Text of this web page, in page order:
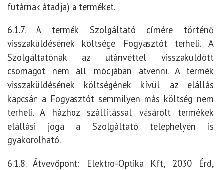
futárnak átadja) a terméket.
6.1.7. A termék Szolgáltató címére történő
visszaküldésének költsége Fogyasztót terheli. A
Szolgáltatónak az utánvéttel visszaküldött
csomagot nem áll módjában átvenni. A termék
visszaküldésének költségének kívül az elállás
kapcsán a Fogyasztót semmilyen más költség nem
terheli. A házhoz szállítással vásárolt termékek
elállási joga a Szolgáltató telephelyén is
gyakorolható.
6.1.8. Átvevőpont: Elektro-Optika Kft, 2030 Érd,